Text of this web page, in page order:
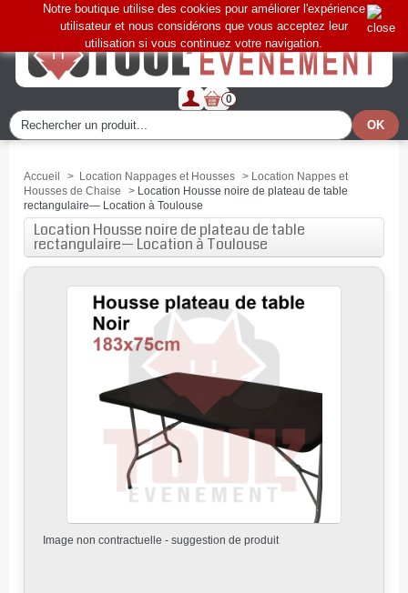
0
Notre boutique utilise des cookies pour améliorer l'expérience
utilisateur et nous considérons que vous acceptez leur
utilisation si vous continuez votre navigation.
Accueil > Location Nappages et Housses > Location Nappes et
Housses de Chaise
> Location Housse noire de plateau de table
rectangulaire— Location à Toulouse
Location Housse noire de plateau de table
rectangulaire— Location à Toulouse
Image non contractuelle - suggestion de produit